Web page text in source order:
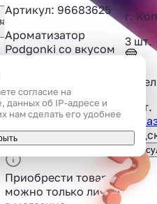
Артикул: 96683625
Ароматизатор
Podgonki со вкусом
Объём: 13 мл
Вкус: Вишня,Гранат
Тип вкуса: Кислый,
Фруктовый, Ягодный
Приобрести товар
можно только лично
г.
3 шт.
г.
3 шт.
согласие на
данных об IP-адресе и
нам сделать его удобнее